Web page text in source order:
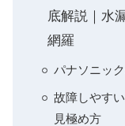
底解説｜水
網羅
パナソニッ
故障しやす
見極め方